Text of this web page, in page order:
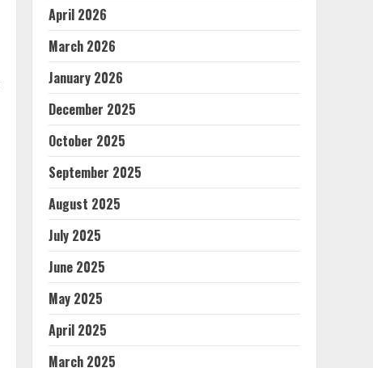
April 2026
March 2026
January 2026
December 2025
October 2025
September 2025
August 2025
July 2025
June 2025
May 2025
April 2025
March 2025